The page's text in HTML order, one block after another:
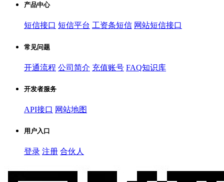
产品中心
短信接口 短信平台 工资条短信 网站短信接口
常见问题
开通流程 公司简介 充值账号 FAQ知识库
开发者服务
API接口 网站地图
用户入口
登录 注册 合伙人